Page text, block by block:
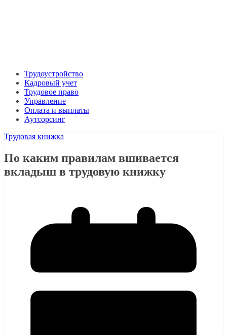
Трудоустройство
Кадровый учет
Трудовое право
Управление
Оплата и выплаты
Аутсорсинг
Трудовая книжка
По каким правилам вшивается
вкладыш в трудовую книжку